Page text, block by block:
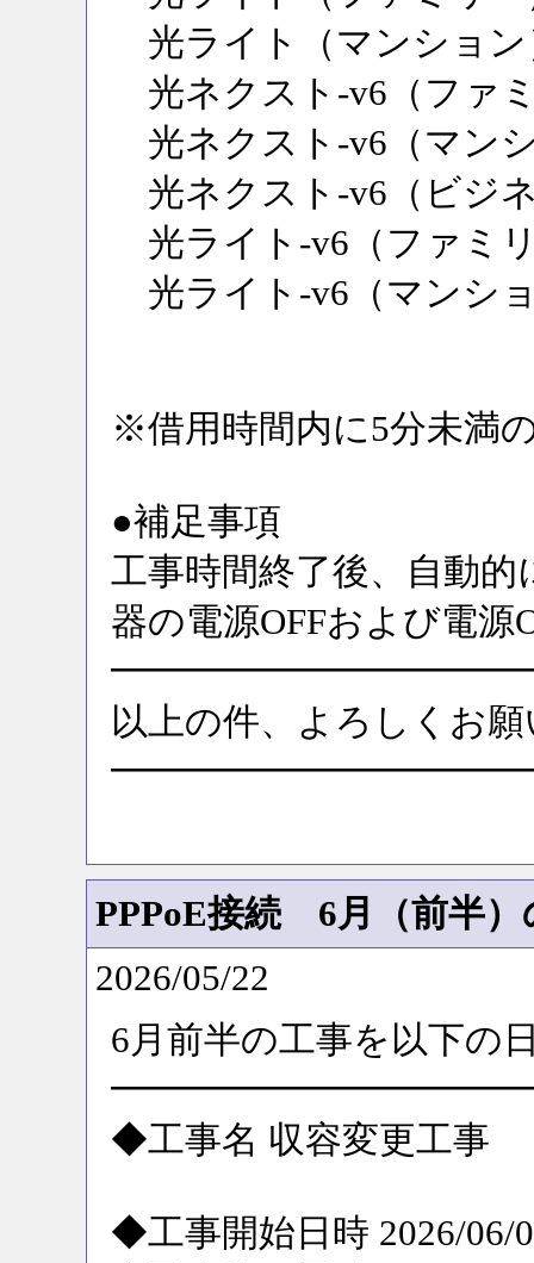
光ライト（マンション
光ネクスト-v6（ファ
光ネクスト-v6（マン
光ネクスト-v6（ビジ
光ライト-v6（ファミ
光ライト-v6（マンシ
※借用時間内に5分未満
●補足事項
工事時間終了後、自動
器の電源OFFおよび電
以上の件、よろしくお
PPPoE接続 6月（前半）
2026/05/22
6月前半の工事を以下の
◆工事名 収容変更工事
◆工事開始日時 2026/06/